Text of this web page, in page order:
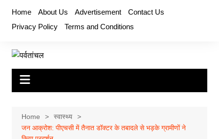
content
Home About Us Advertisement
Contact Us
Privacy Policy
Terms and Conditions
Home
स्वास्थ्य
जन आक्रोश: पीएचसी में तैनात डॉक्टर के तबादले से भड़के ग्रामीणों ने